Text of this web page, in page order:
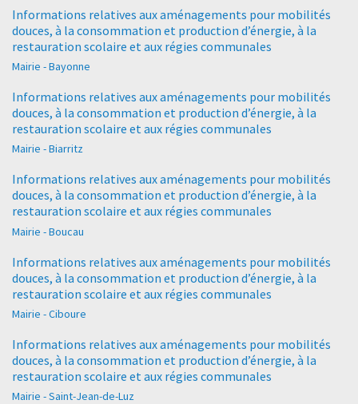
Informations relatives aux aménagements pour mobilités
douces, à la consommation et production d’énergie, à la
restauration scolaire et aux régies communales
Mairie - Bayonne
Informations relatives aux aménagements pour mobilités
douces, à la consommation et production d’énergie, à la
restauration scolaire et aux régies communales
Mairie - Biarritz
Informations relatives aux aménagements pour mobilités
douces, à la consommation et production d’énergie, à la
restauration scolaire et aux régies communales
Mairie - Boucau
Informations relatives aux aménagements pour mobilités
douces, à la consommation et production d’énergie, à la
restauration scolaire et aux régies communales
Mairie - Ciboure
Informations relatives aux aménagements pour mobilités
douces, à la consommation et production d’énergie, à la
restauration scolaire et aux régies communales
Mairie - Saint-Jean-de-Luz